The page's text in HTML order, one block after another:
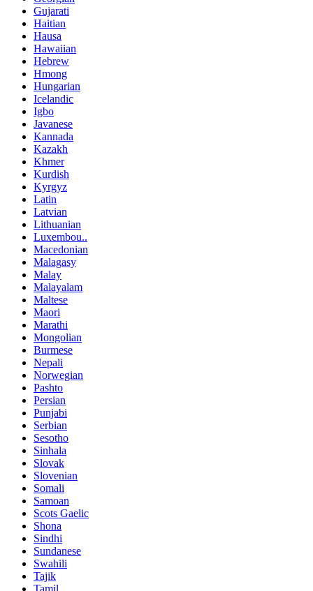
Gujarati
Haitian
Hausa
Hawaiian
Hebrew
Hmong
Hungarian
Icelandic
Igbo
Javanese
Kannada
Kazakh
Khmer
Kurdish
Kyrgyz
Latin
Latvian
Lithuanian
Luxembou..
Macedonian
Malagasy
Malay
Malayalam
Maltese
Maori
Marathi
Mongolian
Burmese
Nepali
Norwegian
Pashto
Persian
Punjabi
Serbian
Sesotho
Sinhala
Slovak
Slovenian
Somali
Samoan
Scots Gaelic
Shona
Sindhi
Sundanese
Swahili
Tajik